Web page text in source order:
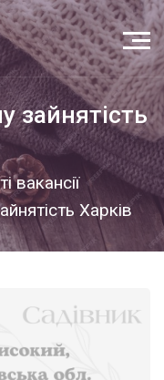
зайнятість
вакансії
Харків